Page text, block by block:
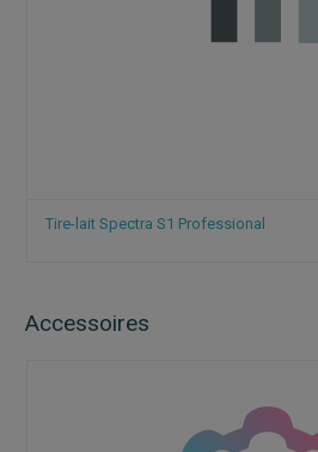
Tire-lait Spectra S1 Professional
Accessoires